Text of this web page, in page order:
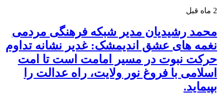
2 ماه قبل
محمد رشیدیان مدیر شبکه فرهنگی مردمی
نغمه های عشق اندیمشک: غدیر نشانه تداوم
حرکت نبوت در مسیر امامت است تا امت
اسلامی با فروغ نور ولایت، راه عدالت را
بپیماید.